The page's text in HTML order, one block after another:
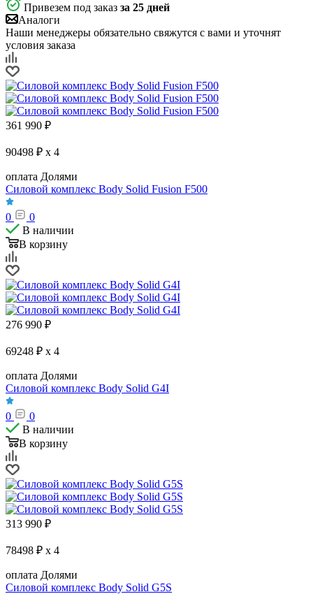
Привезем под заказ за 25 дней
Аналоги
Наши менеджеры обязательно свяжутся с вами и уточнят
условия заказа
361 990 ₽
90498 ₽ x 4
оплата Долями
Силовой комплекс Body Solid Fusion F500
0
0
В наличии
В корзину
276 990 ₽
69248 ₽ x 4
оплата Долями
Силовой комплекс Body Solid G4I
0
0
В наличии
В корзину
313 990 ₽
78498 ₽ x 4
оплата Долями
Силовой комплекс Body Solid G5S